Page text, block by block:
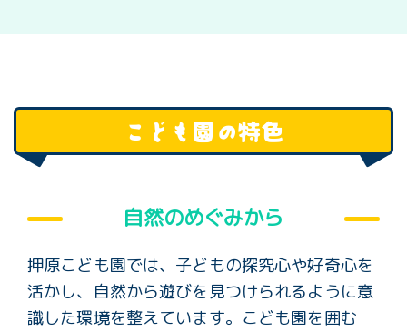
こども園の特色
自然のめぐみから
押原こども園では、子どもの探究心や好奇心を
活かし、自然から遊びを見つけられるように意
識した環境を整えています。こども園を囲む